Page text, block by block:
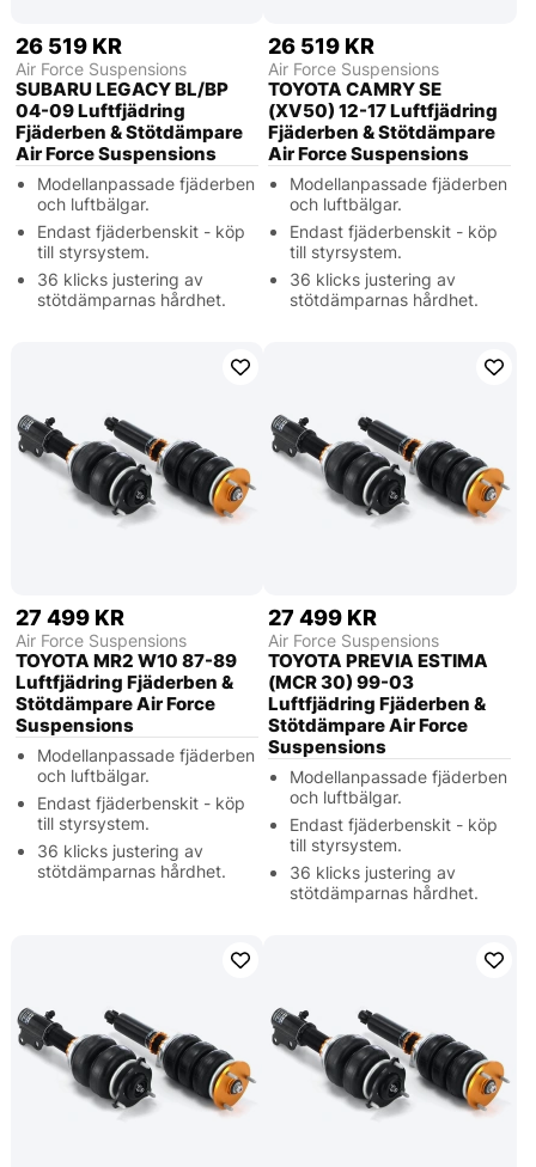
26 519 KR
Air Force Suspensions
SUBARU LEGACY BL/BP
04-09 Luftfjädring
Fjäderben & Stötdämpare
Air Force Suspensions
Modellanpassade fjäderben
och luftbälgar.
Endast fjäderbenskit - köp
till styrsystem.
36 klicks justering av
stötdämparnas hårdhet.
26 519 KR
Air Force Suspensions
TOYOTA CAMRY SE
(XV50) 12-17 Luftfjädring
Fjäderben & Stötdämpare
Air Force Suspensions
Modellanpassade fjäderben
och luftbälgar.
Endast fjäderbenskit - köp
till styrsystem.
36 klicks justering av
stötdämparnas hårdhet.
27 499 KR
Air Force Suspensions
TOYOTA MR2 W10 87-89
Luftfjädring Fjäderben &
Stötdämpare Air Force
Suspensions
Modellanpassade fjäderben
och luftbälgar.
Endast fjäderbenskit - köp
till styrsystem.
36 klicks justering av
stötdämparnas hårdhet.
27 499 KR
Air Force Suspensions
TOYOTA PREVIA ESTIMA
(MCR 30) 99-03
Luftfjädring Fjäderben &
Stötdämpare Air Force
Suspensions
Modellanpassade fjäderben
och luftbälgar.
Endast fjäderbenskit - köp
till styrsystem.
36 klicks justering av
stötdämparnas hårdhet.